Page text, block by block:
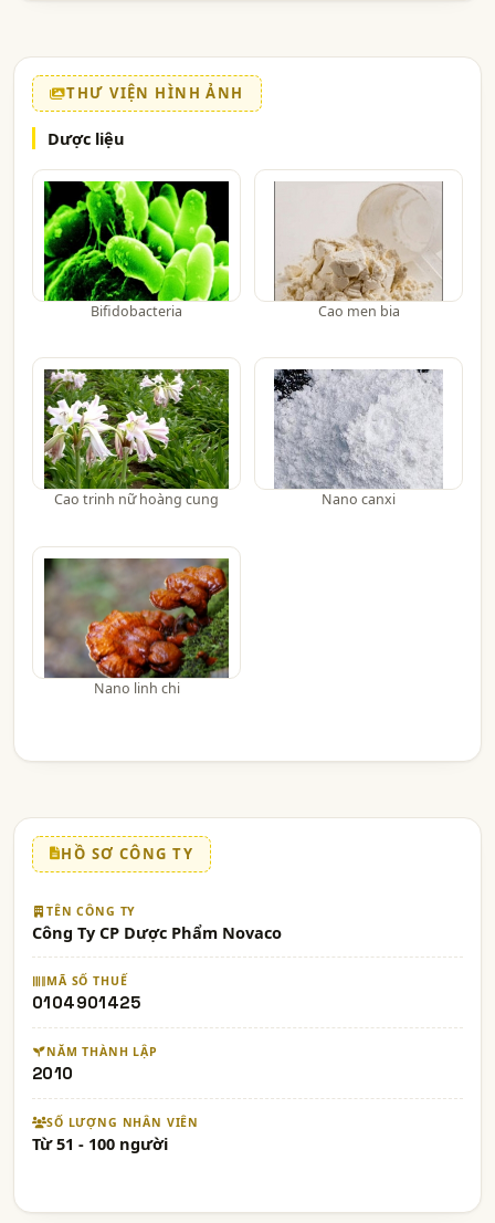
THƯ VIỆN HÌNH ẢNH
Dược liệu
Bifidobacteria Cao men bia
Cao trinh nữ hoàng cung Nano canxi
Nano linh chi
HỒ SƠ CÔNG TY
TÊN CÔNG TY
Công Ty CP Dược Phẩm Novaco
MÃ SỐ THUẾ
0104901425
NĂM THÀNH LẬP
2010
SỐ LƯỢNG NHÂN VIÊN
Từ 51 - 100 người